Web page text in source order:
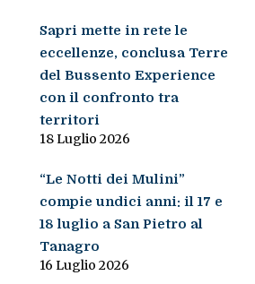
Sapri mette in rete le
eccellenze, conclusa Terre
del Bussento Experience
con il confronto tra
territori
18 Luglio 2026
“Le Notti dei Mulini”
compie undici anni: il 17 e
18 luglio a San Pietro al
Tanagro
16 Luglio 2026